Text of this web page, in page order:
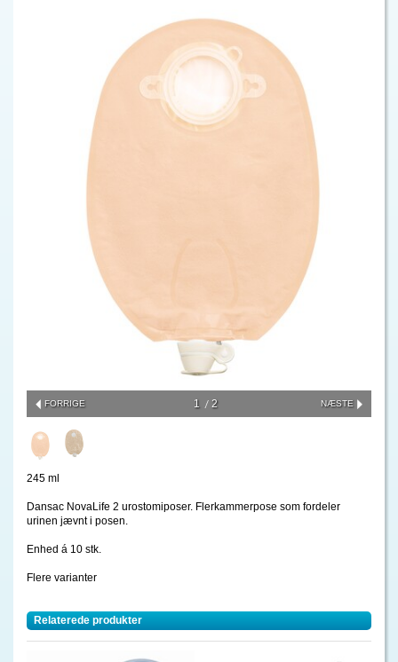
FORRIGE NÆSTE
1 2
245 ml
Dansac NovaLife 2 urostomiposer. Flerkammerpose som fordeler
urinen jævnt i posen.
Enhed á 10 stk.
Flere varianter
Relaterede produkter